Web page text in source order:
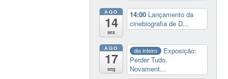
AGO
14
sex
14:00 Lançamento da
cinebiografia de D...
AGO
17
seg
dia inteiro
Exposição:
Perder Tudo.
Novament...